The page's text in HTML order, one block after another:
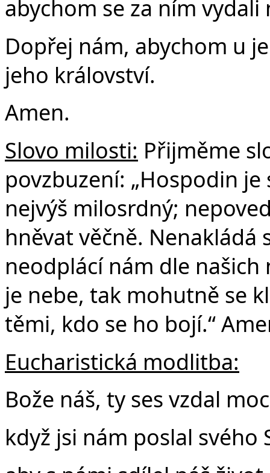
abychom se za ním vydali
Dopřej nám, abychom u
jeho království.
Amen.
Slovo milosti: Přijměme
povzbuzení: „Hospodin
nejvýš milosrdný;
hněvat věčně.
neodplácí nám dle našich
je nebe, tak mohutně se
těmi, kdo se ho bojí.“
Eucharistická modlitba:
Bože náš, ty ses vzdal
když jsi nám poslal svého